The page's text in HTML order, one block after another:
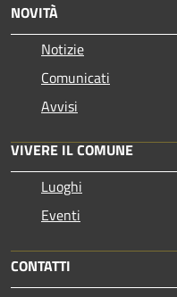
NOVITÀ
Notizie
Comunicati
Avvisi
VIVERE IL COMUNE
Luoghi
Eventi
CONTATTI